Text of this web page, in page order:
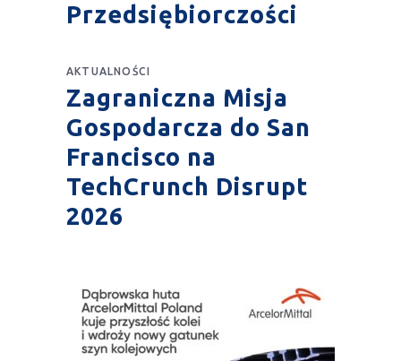
Przedsiębiorczości
AKTUALNOŚCI
Zagraniczna Misja
Gospodarcza do San
Francisco na
TechCrunch Disrupt
2026